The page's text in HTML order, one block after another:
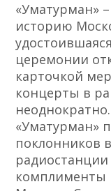
«Уматурман»
историю
церемонии
карточкой
концерты в
«Уматурман»
поклонников
комплименты